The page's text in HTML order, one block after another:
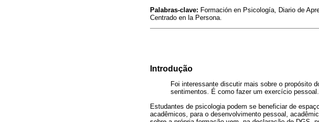
Palabras-clave: Formación en Psicología, Diario de
Centrado en la Persona.
Introdução
Foi interessante discutir mais sobre o propósito
sentimentos. É como fazer um exercício pessoal.
Estudantes de psicologia podem se beneficiar de
acadêmicos, para o desenvolvimento pessoal,